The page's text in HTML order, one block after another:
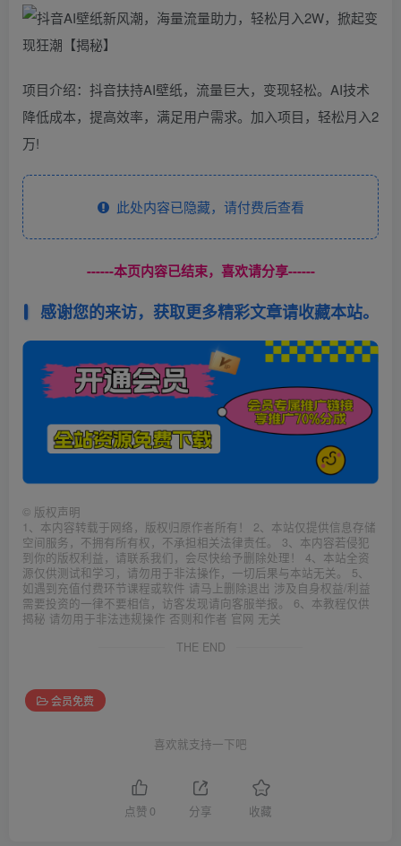
项目介绍：抖音扶持AI壁纸，流量巨大，变现轻松。AI技术
降低成本，提高效率，满足用户需求。加入项目，轻松月入2
万!
此处内容已隐藏，请付费后查看
------本页内容已结束，喜欢请分享------
感谢您的来访，获取更多精彩文章请收藏本站。
© 版权声明
1、本内容转载于网络，版权归原作者所有！ 2、本站仅提供信息存储
空间服务，不拥有所有权，不承担相关法律责任。 3、本内容若侵犯
到你的版权利益，请联系我们，会尽快给予删除处理！ 4、本站全资
源仅供测试和学习，请勿用于非法操作，一切后果与本站无关。 5、
如遇到充值付费环节课程或软件 请马上删除退出 涉及自身权益/利益
需要投资的一律不要相信，访客发现请向客服举报。 6、本教程仅供
揭秘 请勿用于非法违规操作 否则和作者 官网 无关
THE END
会员免费
喜欢就支持一下吧
点赞 0 分享 收藏